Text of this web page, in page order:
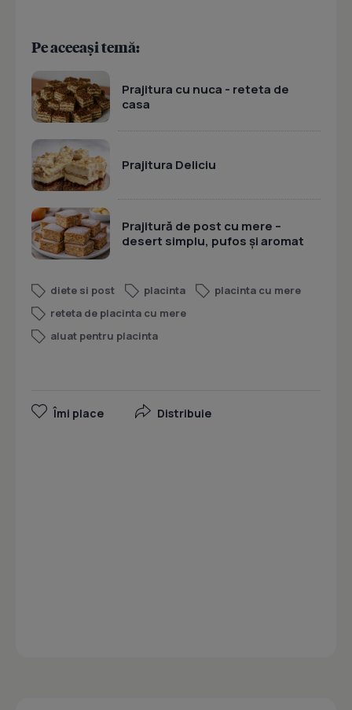
Pe aceeași temă:
Prajitura cu nuca - reteta de
casa
Prajitura Deliciu
Prajitură de post cu mere –
desert simplu, pufos și aromat
diete si post placinta
placinta cu mere
reteta de placinta cu mere
aluat pentru placinta
Îmi place Distribuie